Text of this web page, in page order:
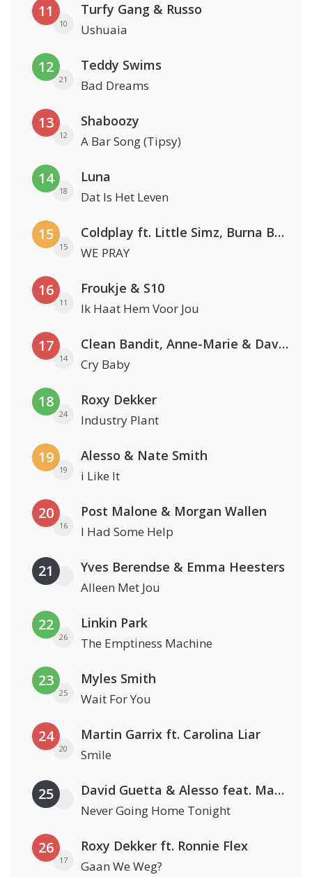
11
10
Turfy Gang & Russo
Ushuaia
12
21
Teddy Swims
Bad Dreams
13
12
Shaboozy
A Bar Song (Tipsy)
14
18
Luna
Dat Is Het Leven
15
15
Coldplay ft. Little Simz, Burna Boy, Elyanna & Tini
WE PRAY
16
11
Froukje & S10
Ik Haat Hem Voor Jou
17
14
Clean Bandit, Anne-Marie & David Guetta
Cry Baby
18
24
Roxy Dekker
Industry Plant
19
19
Alesso & Nate Smith
i Like It
20
16
Post Malone & Morgan Wallen
I Had Some Help
21 Yves Berendse & Emma Heesters
Alleen Met Jou
22
26
Linkin Park
The Emptiness Machine
23
25
Myles Smith
Wait For You
24
20
Martin Garrix ft. Carolina Liar
Smile
25 David Guetta & Alesso feat. Madison Love
Never Going Home Tonight
26
17
Roxy Dekker ft. Ronnie Flex
Gaan We Weg?